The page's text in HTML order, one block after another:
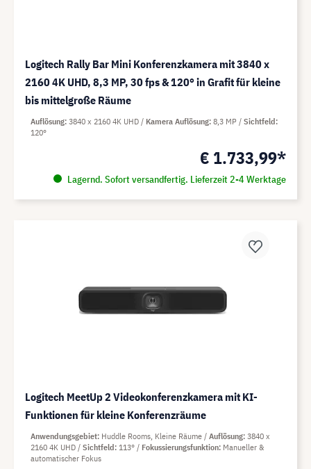
Logitech Rally Bar Mini Konferenzkamera mit 3840 x
2160 4K UHD, 8,3 MP, 30 fps & 120° in Grafit für kleine
bis mittelgroße Räume
€ 1.733,99*
Lagernd. Sofort versandfertig. Lieferzeit 2-4 Werktage
Auflösung 3840 x 2160 4K UHD Kamera Auflösung 8,3 MP
Sichtfeld
120°
Logitech MeetUp 2 Videokonferenzkamera mit KI-
Funktionen für kleine Konferenzräume
Anwendungsgebiet Huddle Rooms, Kleine Räume Auflösung 3840 x
2160 4K UHD
Sichtfeld 113° Fokussierungsfunktion Manueller &
automatischer Fokus